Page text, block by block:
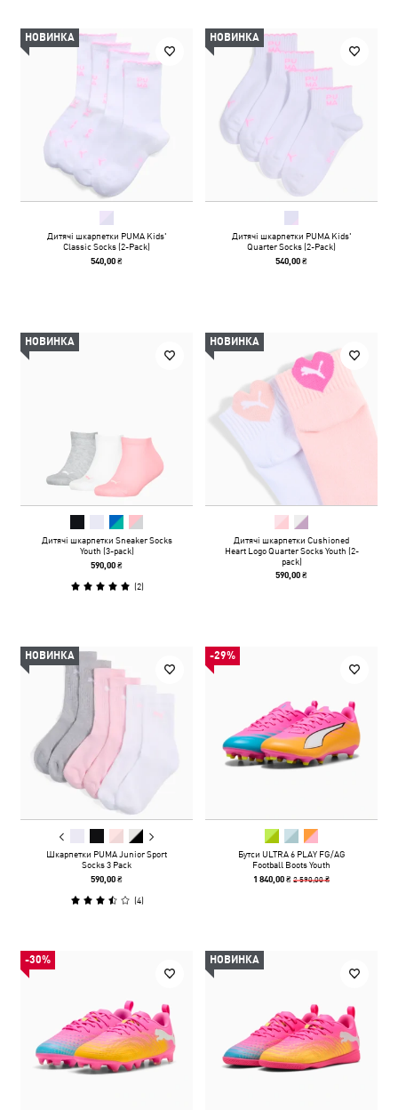
НОВИНКА
Дитячі шкарпетки PUMA Kids'
Classic Socks (2-Pack)
540,00 ₴
НОВИНКА
Дитячі шкарпетки PUMA Kids'
Quarter Socks (2-Pack)
540,00 ₴
НОВИНКА
Дитячі шкарпетки Sneaker Socks
Youth (3-pack)
590,00 ₴
(2)
НОВИНКА
Дитячі шкарпетки Cushioned
Heart Logo Quarter Socks Youth (2-
pack)
590,00 ₴
НОВИНКА
Шкарпетки PUMA Junior Sport
Socks 3 Pack
590,00 ₴
(4)
-29%
Бутси ULTRA 6 PLAY FG/AG
Football Boots Youth
1 840,00 ₴2 590,00 ₴
-30% НОВИНКА